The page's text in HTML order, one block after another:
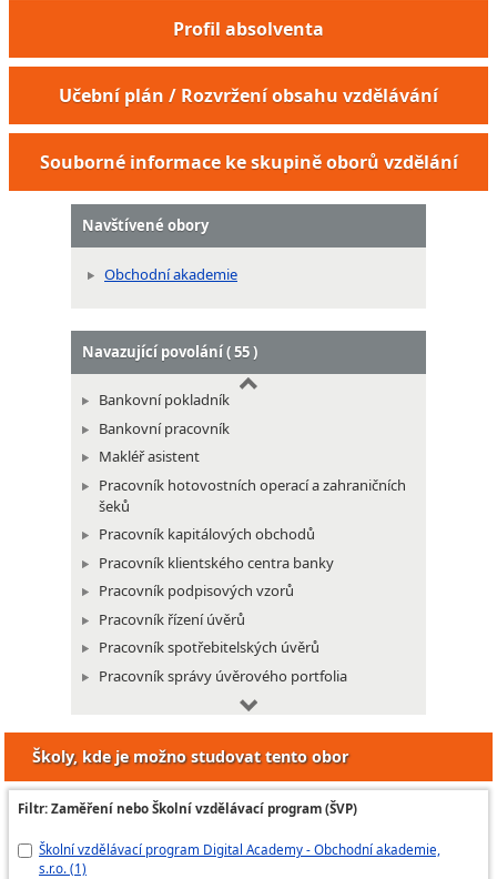
Profil absolventa
Učební plán / Rozvržení obsahu vzdělávání
Souborné informace ke skupině oborů vzdělání
Navštívené obory
Obchodní akademie
Navazující povolání ( 55 )
Administrátor pohřebiště
Bankovní pokladník
Bankovní pracovník
Makléř asistent
Pracovník hotovostních operací a zahraničních
šeků
Pracovník kapitálových obchodů
Pracovník klientského centra banky
Pracovník podpisových vzorů
Pracovník řízení úvěrů
Pracovník spotřebitelských úvěrů
Pracovník správy úvěrového portfolia
Pracovník systému platebních karet
Pracovník vnitřních bankovních služeb
Klientský pracovník v pojišťovnictví
Likvidátor škod z cestovního pojištění
Likvidátor škod z pojištění majetku a
Školy, kde je možno studovat tento obor
Filtr: Zaměření nebo Školní vzdělávací program (ŠVP)
Školní vzdělávací program Digital Academy - Obchodní akademie,
s.r.o. (1)